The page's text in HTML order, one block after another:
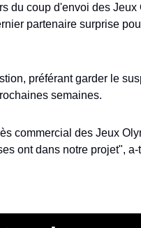
du coup d'envoi des Jeux
partenaire surprise
préférant garder le
semaines.
commercial des Jeux
ont dans notre projet",